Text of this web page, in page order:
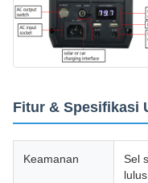
Fitur & Spesifikasi
Keamanan
Sel